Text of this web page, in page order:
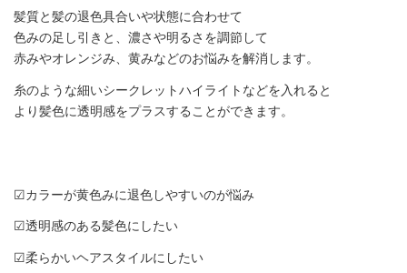
髪質と髪の退色具合いや状態に合わせて
色みの足し引きと、濃さや明るさを調節して
赤みやオレンジみ、黄みなどのお悩みを解消します。
糸のような細いシークレットハイライトなどを入れると
より髪色に透明感をプラスすることができます。
☑︎カラーが黄色みに退色しやすいのが悩み
☑︎透明感のある髪色にしたい
☑︎柔らかいヘアスタイルにしたい